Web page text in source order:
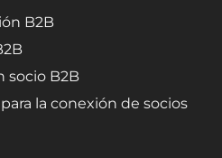
B2B
socio B2B
la conexión de socios